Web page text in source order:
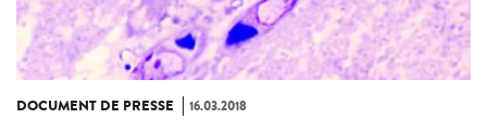
DOCUMENT DE PRESSE 16.03.2018